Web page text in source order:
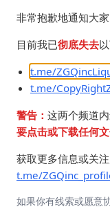
©2024 ZGQ Inc.All
非常抱歉地通知大
目前我已彻底失去
t.me/
t.me/
警告： 这两个频道
要点击或下载任何文
获取更多信息或关
t.me/
如果你有线索或愿意